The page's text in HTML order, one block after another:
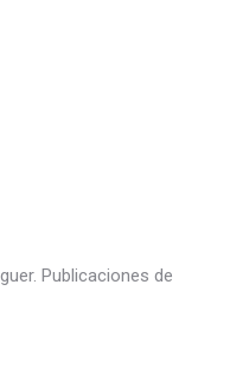
Publicaciones de